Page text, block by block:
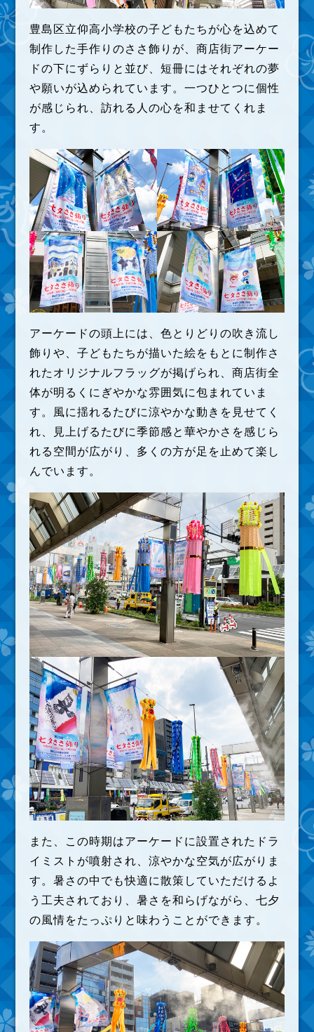
豊島区立仰高小学校の子どもたちが心を込めて
制作した手作りのささ飾りが、商店街アーケー
ドの下にずらりと並び、短冊にはそれぞれの夢
や願いが込められています。一つひとつに個性
が感じられ、訪れる人の心を和ませてくれま
す。
アーケードの頭上には、色とりどりの吹き流し
飾りや、子どもたちが描いた絵をもとに制作さ
れたオリジナルフラッグが掲げられ、商店街全
体が明るくにぎやかな雰囲気に包まれていま
す。風に揺れるたびに涼やかな動きを見せてく
れ、見上げるたびに季節感と華やかさを感じら
れる空間が広がり、多くの方が足を止めて楽し
んでいます。
また、この時期はアーケードに設置されたドラ
イミストが噴射され、涼やかな空気が広がりま
す。暑さの中でも快適に散策していただけるよ
う工夫されており、暑さを和らげながら、七夕
の風情をたっぷりと味わうことができます。